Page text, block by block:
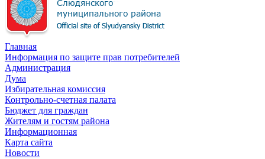
Главная
Информация по защите прав потребителей
Администрация
Дума
Избирательная комиссия
Контрольно-счетная палата
Бюджет для граждан
Жителям и гостям района
Информационная
Карта сайта
Новости